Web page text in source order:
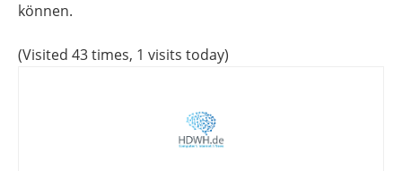
können.
(Visited 43 times, 1 visits today)